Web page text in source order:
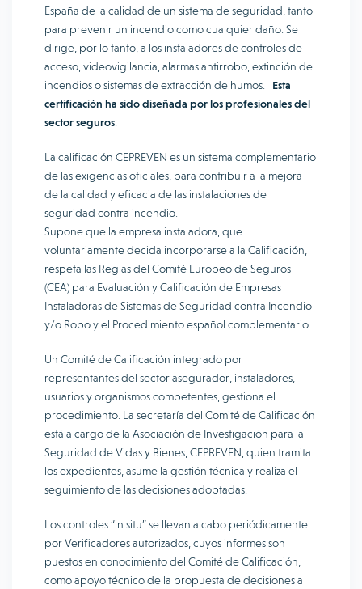
España de la calidad de un sistema de seguridad, tanto
para prevenir un incendio como cualquier daño. Se
dirige, por lo tanto, a los instaladores de controles de
acceso, videovigilancia, alarmas antirrobo, extinción de
incendios o sistemas de extracción de humos. Esta
certificación ha sido diseñada por los profesionales del
sector seguros
La calificación CEPREVEN es un sistema complementario
de las exigencias oficiales, para contribuir a la mejora
de la calidad y eficacia de las instalaciones de
seguridad contra incendio.
Supone que la empresa instaladora, que
voluntariamente decida incorporarse a la Calificación,
respeta las Reglas del Comité Europeo de Seguros
(CEA) para Evaluación y Calificación de Empresas
Instaladoras de Sistemas de Seguridad contra Incendio
y/o Robo y el Procedimiento español complementario.
Un Comité de Calificación integrado por
representantes del sector asegurador, instaladores,
usuarios y organismos competentes, gestiona el
procedimiento. La secretaría del Comité de Calificación
está a cargo de la Asociación de Investigación para la
Seguridad de Vidas y Bienes, CEPREVEN, quien tramita
los expedientes, asume la gestión técnica y realiza el
seguimiento de las decisiones adoptadas.
Los controles “in situ” se llevan a cabo periódicamente
por Verificadores autorizados, cuyos informes son
puestos en conocimiento del Comité de Calificación,
como apoyo técnico de la propuesta de decisiones a